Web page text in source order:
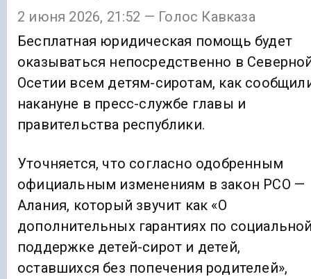
2 июня 2026, 21:52 — Голос Кавказа
Бесплатная юридическая помощь будет
оказываться непосредственно в
Осетии всем детям-сиротам, как
накануне в пресс-службе главы и
правительства республики.
Уточняется, что согласно одобренным
официальным изменениям в закон РСО —
Алания, который звучит как «О
дополнительных гарантиях по
поддержке детей-сирот и детей,
оставшихся без попечения родителей»,